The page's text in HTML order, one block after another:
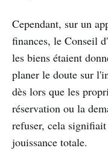
Cependant, sur un
finances, le Conseil
les biens étaient
planer le doute sur
dès lors que les
réservation ou la
refuser, cela
jouissance totale.